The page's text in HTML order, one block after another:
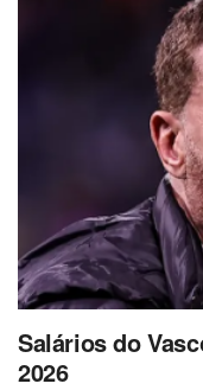
Salários do
2026